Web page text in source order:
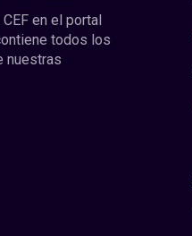
en el portal
todos los
nuestras